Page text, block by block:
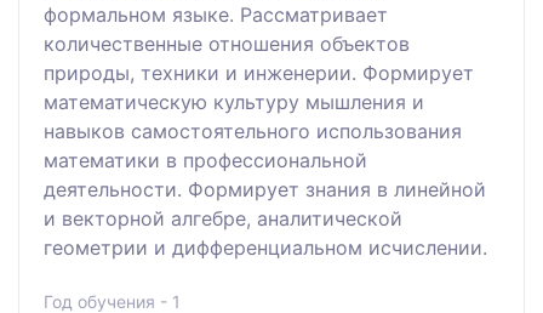
формальном языке. Рассматривает
количественные отношения объектов
природы, техники и инженерии. Формирует
математическую культуру мышления и
навыков самостоятельного использования
математики в профессиональной
деятельности. Формирует знания в линейной
и векторной алгебре, аналитической
геометрии и дифференциальном исчислении.
Год обучения - 1